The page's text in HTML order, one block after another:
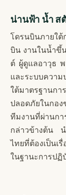
น่านฟ้า น้ำ ส
โดรนบินภายใต้
บิน งานในน้ำขึ้
ต์ ผู้ดูแลอาวุธ
และระบบควา
ใต้มาตรฐานก
ปลอดภัยในกอ
ทีมงานที่ผ่านกา
กล่าวข้างต้น น
ไทยที่ต้องเป็น
ในฐานะการป